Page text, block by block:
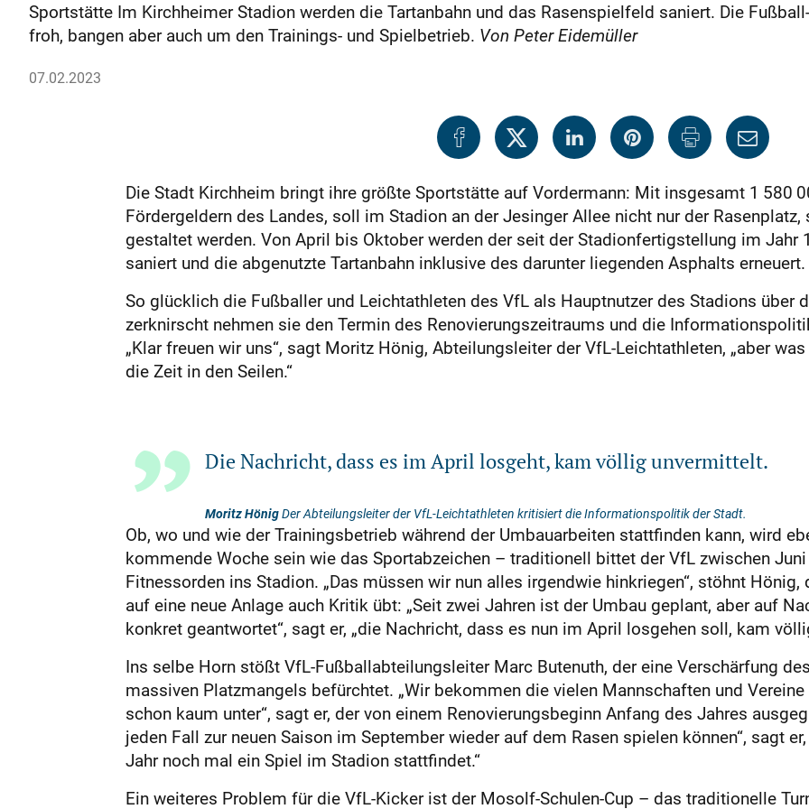
Sportstätte Im Kirchheimer Stadion werden die Tartanbahn und das Rasenspielfeld saniert. Die
froh, bangen aber auch um den Trainings- und Spielbetrieb. Von Peter Eidemüller
07.02.2023
Die Stadt Kirchheim bringt ihre größte Sportstätte auf Vordermann: Mit insgesamt 1 580
Fördergeldern des Landes, soll im Stadion an der Jesinger Allee nicht nur der Rasenplatz,
gestaltet werden. Von April bis Oktober werden der seit der Stadionfertigstellung im
saniert und die abgenutzte Tartanbahn inklusive des darunter liegenden Asphalts erneuert.
So glücklich die Fußballer und Leichtathleten des VfL als Hauptnutzer des Stadions über
zerknirscht nehmen sie den Termin des Renovierungszeitraums und die
„Klar freuen wir uns“, sagt Moritz Hönig, Abteilungsleiter der VfL-Leichtathleten, „aber
die Zeit in den Seilen.“
Die Nachricht, dass es im April losgeht, kam völlig unvermittelt.
Moritz HönigDer Abteilungsleiter der VfL-Leichtathleten kritisiert die Informations­politik der Stadt.
Ob, wo und wie der Trainingsbetrieb während der Umbauarbeiten stattfinden kann, wird
kommende Woche sein wie das Sportabzeichen – traditionell bittet der VfL zwischen
Fitnessorden ins Stadion. „Das müssen wir nun alles irgendwie hinkriegen“, stöhnt
auf eine neue Anlage auch Kritik übt: „Seit zwei Jahren ist der Umbau geplant, aber auf
konkret geantwortet“, sagt er, „die Nachricht, dass es nun im April losgehen soll, kam
Ins selbe Horn stößt VfL-Fußballabteilungsleiter Marc Butenuth, der eine Verschärfung
massiven Platzmangels befürchtet. „Wir bekommen die vielen Mannschaften und
schon kaum unter“, sagt er, der von einem Renovierungsbeginn Anfang des Jahres
jeden Fall zur neuen Saison im September wieder auf dem Rasen spielen können“, sagt
Jahr noch mal ein Spiel im Stadion stattfindet.“
Ein weiteres Problem für die VfL-Kicker ist der Mosolf-Schulen-Cup – das traditionelle